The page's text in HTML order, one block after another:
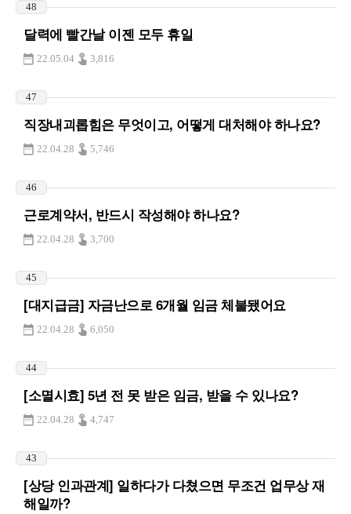
48
달력에 빨간날 이젠 모두 휴일
22.05.04 3,816
47
직장내괴롭힘은 무엇이고, 어떻게 대처해야 하나요?
22.04.28 5,746
46
근로계약서, 반드시 작성해야 하나요?
22.04.28 3,700
45
[대지급금] 자금난으로 6개월 임금 체불됐어요
22.04.28 6,050
44
[소멸시효] 5년 전 못 받은 임금, 받을 수 있나요?
22.04.28 4,747
43
[상당 인과관계] 일하다가 다쳤으면 무조건 업무상 재
해일까?